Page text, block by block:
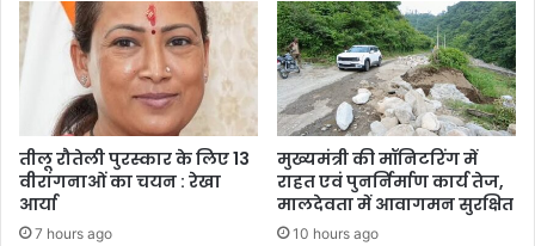
तीलू रौतेली पुरस्कार के लिए 13
वीरांगनाओं का चयन : रेखा
आर्या
7 hours ago
मुख्यमंत्री की मॉनिटरिंग में
राहत एवं पुनर्निर्माण कार्य तेज,
मालदेवता में आवागमन सुरक्षित
10 hours ago